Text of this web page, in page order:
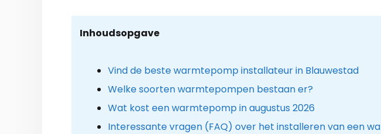
Inhoudsopgave
Vind de beste warmtepomp installateur in Blauwestad
Welke soorten warmtepompen bestaan er?
Wat kost een warmtepomp in augustus 2026
Interessante vragen (FAQ) over het installeren van een